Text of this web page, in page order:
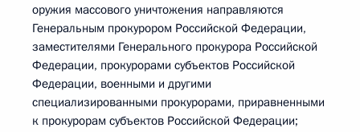
оружия массового уничтожения направляются
Генеральным прокурором Российской Федерации,
заместителями Генерального прокурора Российской
Федерации, прокурорами субъектов Российской
Федерации, военными и другими
специализированными прокурорами, приравненными
к прокурорам субъектов Российской Федерации;